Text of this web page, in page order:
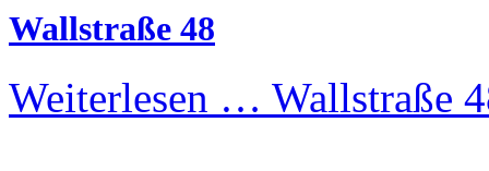
Wallstraße 48
Weiterlesen … Wallstraße